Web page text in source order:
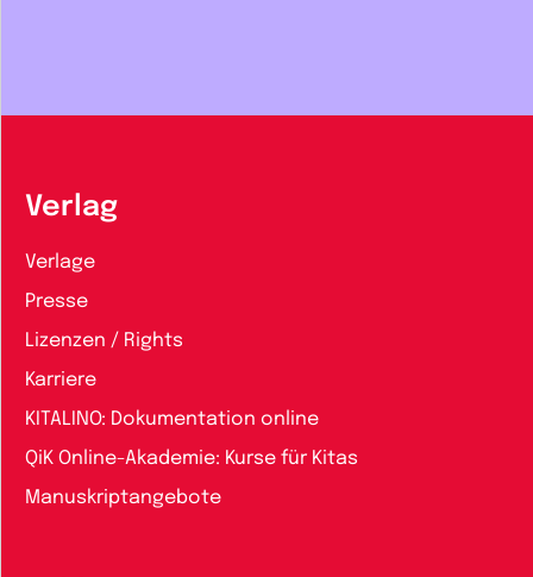
Verlag
Verlage
Presse
Lizenzen / Rights
Karriere
KITALINO: Dokumentation online
QiK Online-Akademie: Kurse für Kitas
Manuskriptangebote